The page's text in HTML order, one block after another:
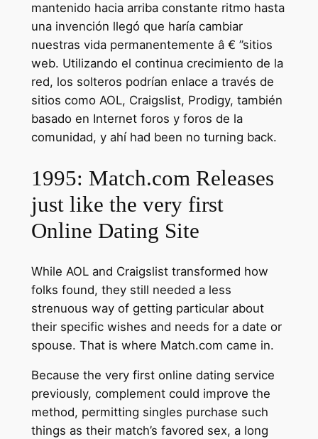
mantenido hacia arriba constante ritmo hasta
una invención llegó que haría cambiar
nuestras vida permanentemente â € ”sitios
web. Utilizando el continua crecimiento de la
red, los solteros podrían enlace a través de
sitios como AOL, Craigslist, Prodigy, también
basado en Internet foros y foros de la
comunidad, y ahí had been no turning back.
1995: Match.com Releases
just like the very first
Online Dating Site
While AOL and Craigslist transformed how
folks found, they still needed a less
strenuous way of getting particular about
their specific wishes and needs for a date or
spouse. That is where Match.com came in.
Because the very first online dating service
previously, complement could improve the
method, permitting singles purchase such
things as their match’s favored sex, a long